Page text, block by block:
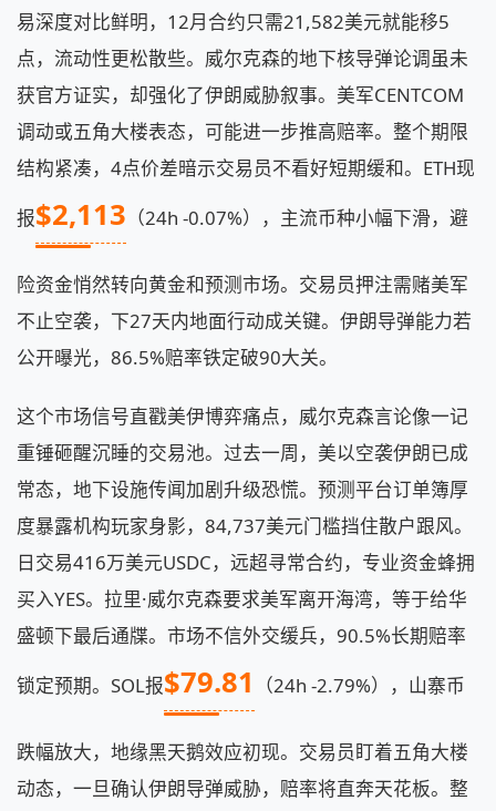
易深度对比鲜明，12月合约只需21,582美元就能移5
点，流动性更松散些。威尔克森的地下核导弹论调虽未
获官方证实，却强化了伊朗威胁叙事。美军CENTCOM
调动或五角大楼表态，可能进一步推高赔率。整个期限
结构紧凑，4点价差暗示交易员不看好短期缓和。ETH现
报$2,113 （24h -0.07%），主流币种小幅下滑，避
险资金悄然转向黄金和预测市场。交易员押注需赌美军
不止空袭，下27天内地面行动成关键。伊朗导弹能力若
公开曝光，86.5%赔率铁定破90大关。
这个市场信号直戳美伊博弈痛点，威尔克森言论像一记
重锤砸醒沉睡的交易池。过去一周，美以空袭伊朗已成
常态，地下设施传闻加剧升级恐慌。预测平台订单簿厚
度暴露机构玩家身影，84,737美元门槛挡住散户跟风。
日交易416万美元USDC，远超寻常合约，专业资金蜂拥
买入YES。拉里·威尔克森要求美军离开海湾，等于给华
盛顿下最后通牒。市场不信外交缓兵，90.5%长期赔率
锁定预期。SOL报$79.81 （24h -2.79%），山寨币
跌幅放大，地缘黑天鹅效应初现。交易员盯着五角大楼
动态，一旦确认伊朗导弹威胁，赔率将直奔天花板。整